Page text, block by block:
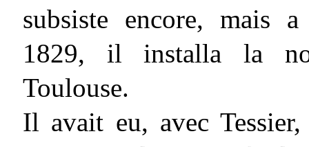
subsiste encore, mais
1829, il installa la
Toulouse.
Il avait eu, avec